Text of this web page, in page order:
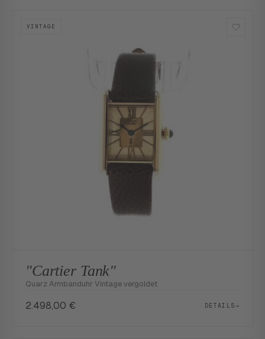
VINTAGE
"Cartier Tank"
Quarz Armbanduhr Vintage vergoldet
2.498,00 € DETAILS→